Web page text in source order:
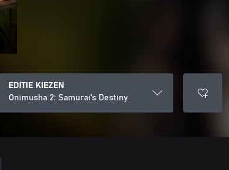
EDITIE KIEZEN
Onimusha 2: Samurai's Destiny